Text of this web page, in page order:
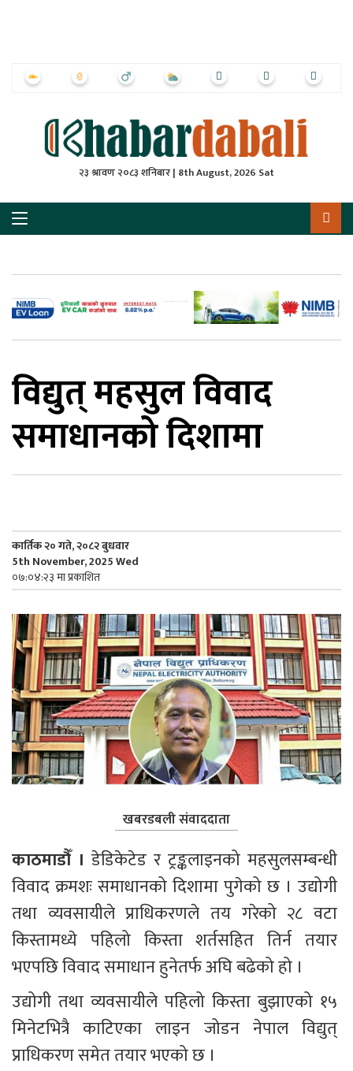
२३ श्रावण २०८३ शनिबार | 8th August, 2026 Sat
विद्युत् महसुल विवाद
समाधानको दिशामा
कार्तिक २० गते, २०८२ बुधवार
5th November, 2025 Wed
०७:०४:२३ मा प्रकाशित
खबरडबली संवाददाता
काठमाडौँ । डेडिकेटेड र ट्रङ्कलाइनको महसुलसम्बन्धी
विवाद क्रमशः समाधानको दिशामा पुगेको छ । उद्योगी
तथा व्यवसायीले प्राधिकरणले तय गरेको २८ वटा
किस्तामध्ये पहिलो किस्ता शर्तसहित तिर्न तयार
भएपछि विवाद समाधान हुनेतर्फ अघि बढेको हो ।
उद्योगी तथा व्यवसायीले पहिलो किस्ता बुझाएको १५
मिनेटभित्रै काटिएका लाइन जोडन नेपाल विद्युत्
प्राधिकरण समेत तयार भएको छ ।